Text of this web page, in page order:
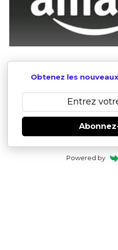
Obtenez les
Powered by